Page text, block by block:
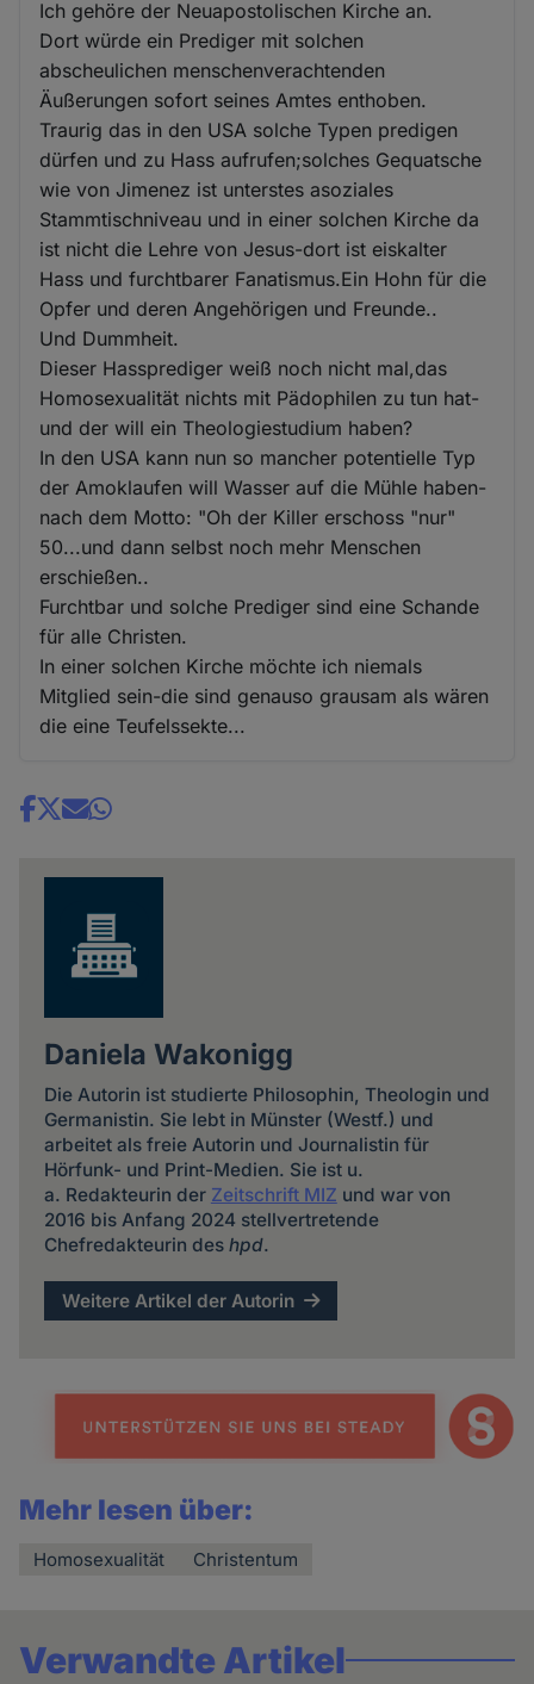
Ich gehöre der Neuapostolischen Kirche an.
Dort würde ein Prediger mit solchen
abscheulichen menschenverachtenden
Äußerungen sofort seines Amtes enthoben.
Traurig das in den USA solche Typen predigen
dürfen und zu Hass aufrufen;solches Gequatsche
wie von Jimenez ist unterstes asoziales
Stammtischniveau und in einer solchen Kirche da
ist nicht die Lehre von Jesus-dort ist eiskalter
Hass und furchtbarer Fanatismus.Ein Hohn für die
Opfer und deren Angehörigen und Freunde..
Und Dummheit.
Dieser Hassprediger weiß noch nicht mal,das
Homosexualität nichts mit Pädophilen zu tun hat-
und der will ein Theologiestudium haben?
In den USA kann nun so mancher potentielle Typ
der Amoklaufen will Wasser auf die Mühle haben-
nach dem Motto: "Oh der Killer erschoss "nur"
50...und dann selbst noch mehr Menschen
erschießen..
Furchtbar und solche Prediger sind eine Schande
für alle Christen.
In einer solchen Kirche möchte ich niemals
Mitglied sein-die sind genauso grausam als wären
die eine Teufelssekte...
Share
Daniela Wakonigg
Die Autorin ist studierte Philosophin, Theologin und
Germanistin. Sie lebt in Münster (Westf.) und
arbeitet als freie Autorin und Journalistin für
Hörfunk- und Print-Medien. Sie ist u.
a. Redakteurin der Zeitschrift MIZ und war von
2016 bis Anfang 2024 stellvertretende
Chefredakteurin des hpd.
Weitere Artikel der Autorin
Mehr lesen über:
Homosexualität Christentum
Verwandte Artikel